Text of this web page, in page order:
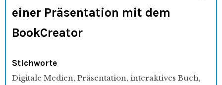
einer Präsentation mit dem
BookCreator
Stichworte
Digitale Medien, Präsentation, interaktives Buch,